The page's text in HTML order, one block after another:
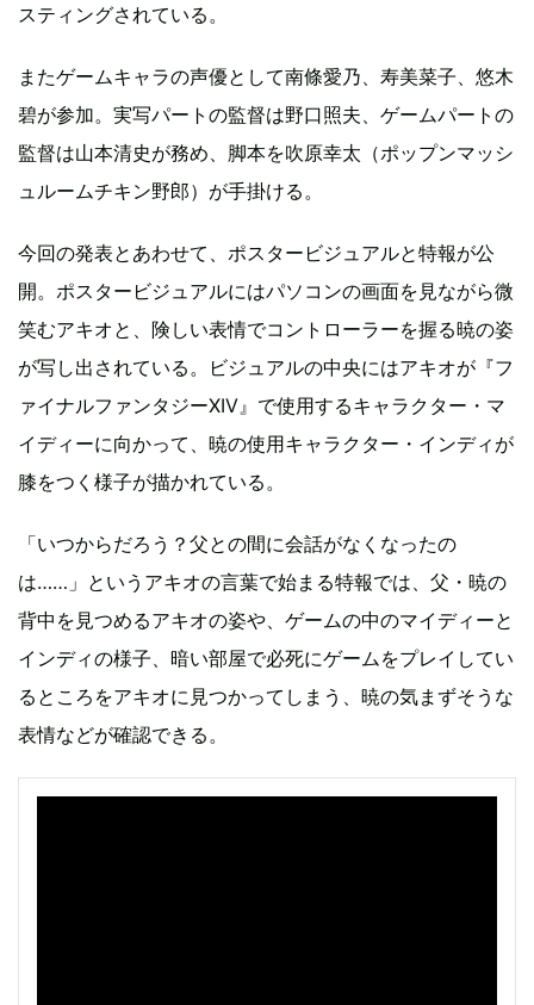
スティングされている。
またゲームキャラの声優として南條愛乃、寿美菜子、悠木
碧が参加。実写パートの監督は野口照夫、ゲームパートの
監督は山本清史が務め、脚本を吹原幸太（ポップンマッシ
ュルームチキン野郎）が手掛ける。
今回の発表とあわせて、ポスタービジュアルと特報が公
開。ポスタービジュアルにはパソコンの画面を見ながら微
笑むアキオと、険しい表情でコントローラーを握る暁の姿
が写し出されている。ビジュアルの中央にはアキオが『フ
ァイナルファンタジーXIV』で使用するキャラクター・マ
イディーに向かって、暁の使用キャラクター・インディが
膝をつく様子が描かれている。
「いつからだろう？父との間に会話がなくなったの
は……」というアキオの言葉で始まる特報では、父・暁の
背中を見つめるアキオの姿や、ゲームの中のマイディーと
インディの様子、暗い部屋で必死にゲームをプレイしてい
るところをアキオに見つかってしまう、暁の気まずそうな
表情などが確認できる。